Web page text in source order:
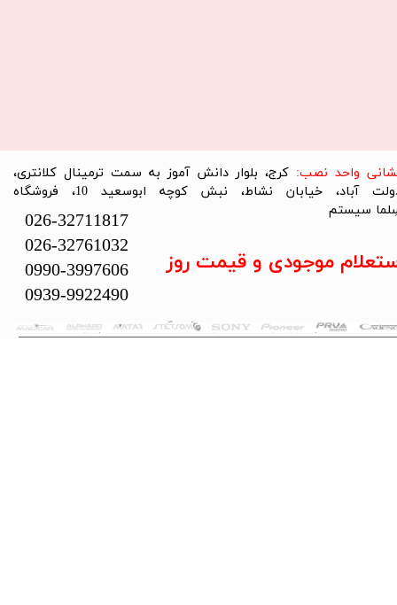
تمام حقوق این سایت متعلق به فروشگاه سلما سیستم می‌باشد.
واحد نصب: کرج، بلوار دانش آموز به سمت ترمینال کلانتری،
دولت آباد، خیابان نشاط، نبش کوچه ابوسعید 10، فروشگاه
سیستم​​​​​​​
026-32711817
026-32761032
0990-3997606
0939-9922490
موجودی و قیمت روز